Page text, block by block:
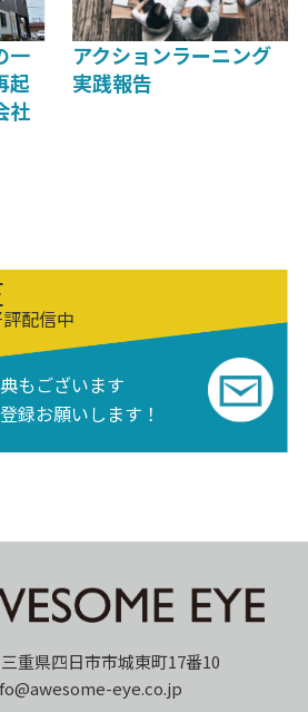
一
起
社
アクションラーニング
実践報告
配信中
もございます
録お願いします！
重県四日市市城東町17番10
eye.co.jp